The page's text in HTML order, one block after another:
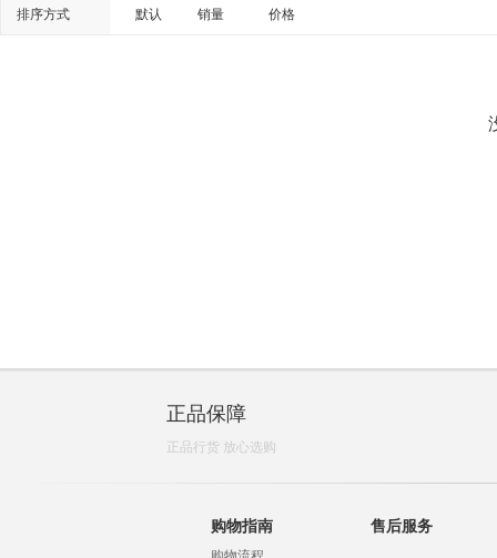
排序方式 默认 销量 价格
正品保障
正品行货 放心选购
购物指南 售后服务